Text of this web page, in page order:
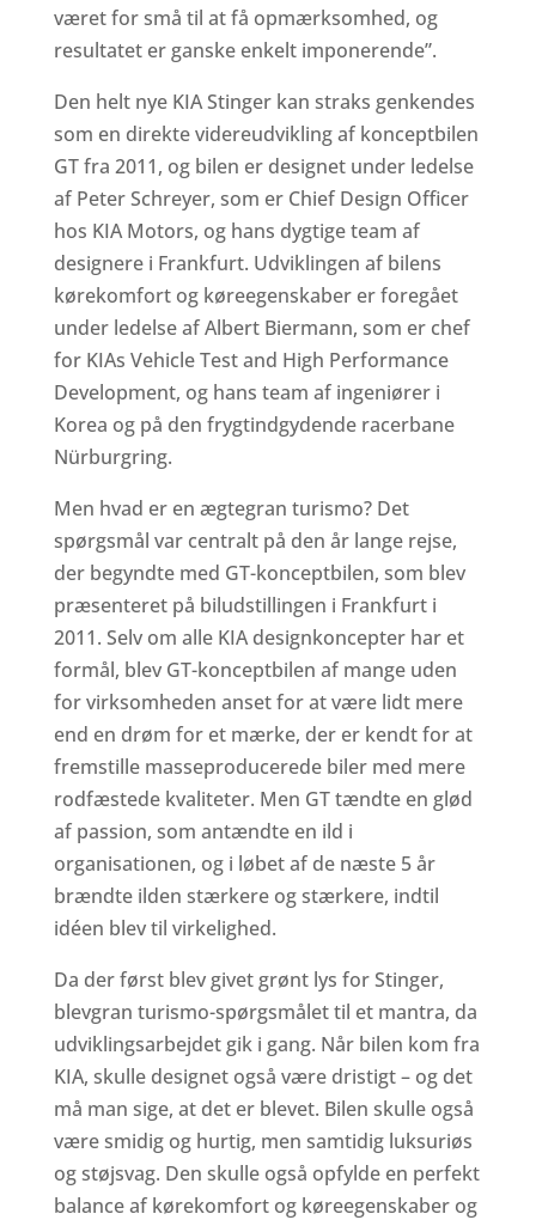
været for små til at få opmærksomhed, og
resultatet er ganske enkelt imponerende”.
Den helt nye KIA Stinger kan straks genkendes
som en direkte videreudvikling af konceptbilen
GT fra 2011, og bilen er designet under ledelse
af Peter Schreyer, som er Chief Design Officer
hos KIA Motors, og hans dygtige team af
designere i Frankfurt. Udviklingen af bilens
kørekomfort og køreegenskaber er foregået
under ledelse af Albert Biermann, som er chef
for KIAs Vehicle Test and High Performance
Development, og hans team af ingeniører i
Korea og på den frygtindgydende racerbane
Nürburgring.
Men hvad er en ægtegran turismo? Det
spørgsmål var centralt på den år lange rejse,
der begyndte med GT-konceptbilen, som blev
præsenteret på biludstillingen i Frankfurt i
2011. Selv om alle KIA designkoncepter har et
formål, blev GT-konceptbilen af mange uden
for virksomheden anset for at være lidt mere
end en drøm for et mærke, der er kendt for at
fremstille masseproducerede biler med mere
rodfæstede kvaliteter. Men GT tændte en glød
af passion, som antændte en ild i
organisationen, og i løbet af de næste 5 år
brændte ilden stærkere og stærkere, indtil
idéen blev til virkelighed.
Da der først blev givet grønt lys for Stinger,
blevgran turismo-spørgsmålet til et mantra, da
udviklingsarbejdet gik i gang. Når bilen kom fra
KIA, skulle designet også være dristigt – og det
må man sige, at det er blevet. Bilen skulle også
være smidig og hurtig, men samtidig luksuriøs
og støjsvag. Den skulle også opfylde en perfekt
balance af kørekomfort og køreegenskaber og